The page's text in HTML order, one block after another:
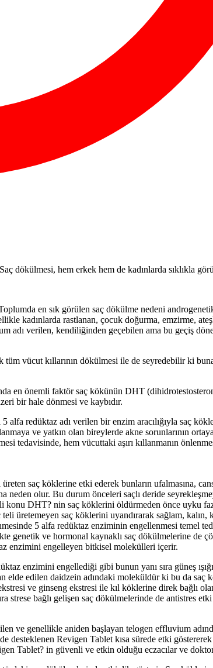
dökülmesi, hem erkek hem de kadınlarda sıklıkla
en sık görülen saç dökülme nedeni
kadınlarda rastlanan, çocuk doğurma, emzirme,
adı verilen, kendiliğinden geçebilen ama bu geçiş
vücut kıllarının dökülmesi ile de seyredebilir ki
en önemli faktör saç kökünün DHT
bir hale dönmesi ve kaybıdır.
redüktaz adı verilen bir enzim aracılığıyla saç
ve yatkın olan bireylerde akne sorunlarının
tedavisinde, hem vücuttaki aşırı kıllanmanın
saç köklerine etki ederek bunların ufalmasına,
neden olur. Bu durum önceleri saçlı deride
konu DHT? nin saç köklerini öldürmeden önce uyku
üretemeyen saç köklerini uyandırarak sağlam, kalın,
5 alfa redüktaz enziminin engellenmesi temel
genetik ve hormonal kaynaklı saç dökülmelerine de
enzimini engelleyen bitkisel molekülleri içerir.
enzimini engellediği gibi bunun yanı sıra güneş
edilen daidzein adındaki moleküldür ki bu da saç
ve ginseng ekstresi ile kıl köklerine direk bağlı
bağlı gelişen saç dökülmelerinde de antistres etki
ve genellikle aniden başlayan telogen effluvium
Revigen Tablet kısa sürede etki
Tablet? in güvenli ve etkin olduğu eczacılar ve